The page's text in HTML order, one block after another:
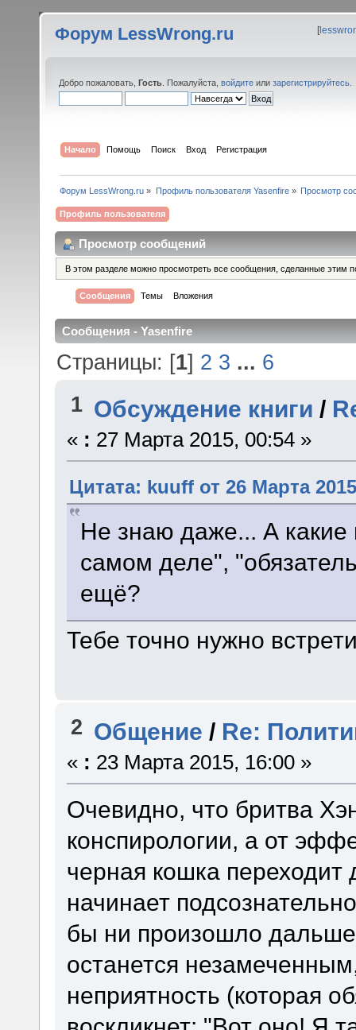
Форум LessWrong.ru [
Добро пожаловать, Гость . Пожалуйста, войдите или зарегистрируйтесь
Начало Помощь Поиск Вход Регистрация
Форум LessWrong.ru » Профиль пользователя Yasenfire» Просмотр
Профиль пользователя
Просмотр сообщений
В этом разделе можно просмотреть все сообщения, сделанные этим
Сообщения Темы Вложения
Сообщения - Yasenfire
Страницы: [1] 2 3 ... 6
1 Обсуждение книги /
« : 27 Марта 2015, 00:54 »
Цитата: kuuff от 26 Марта
Не знаю даже... А
самом деле",
ещё?
Тебе точно нужно
2 Общение / Re:
« : 23 Марта 2015, 16:00 »
Очевидно, что бритва
конспирологии, а от
черная кошка переходит
начинает
бы ни произошло
останется
неприятность (которая